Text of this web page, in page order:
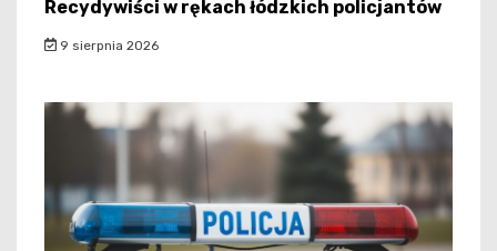
Recydywiści w rękach łódzkich policjantów
9 sierpnia 2026